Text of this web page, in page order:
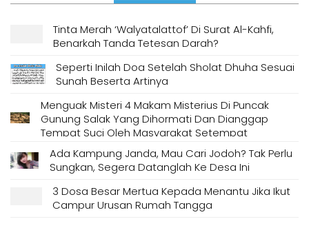
Tinta Merah ‘Walyatalattof’ Di Surat Al-Kahfi,
Benarkah Tanda Tetesan Darah?
Seperti Inilah Doa Setelah Sholat Dhuha Sesuai
Sunah Beserta Artinya
Menguak Misteri 4 Makam Misterius Di Puncak
Gunung Salak Yang Dihormati Dan Dianggap
Tempat Suci Oleh Masyarakat Setempat
Ada Kampung Janda, Mau Cari Jodoh? Tak Perlu
Sungkan, Segera Datanglah Ke Desa Ini
3 Dosa Besar Mertua Kepada Menantu Jika Ikut
Campur Urusan Rumah Tangga